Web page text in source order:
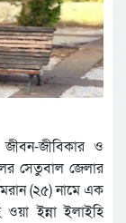
জীবিকার ও
সেতুবাল জেলার
(২৫) নামে এক
ওয়া ইন্না ইলাইহি